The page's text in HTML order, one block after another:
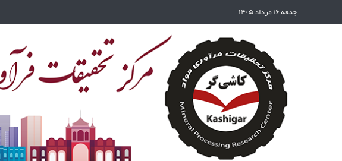
جمعه ۱۶ مرداد ۱۴۰۵